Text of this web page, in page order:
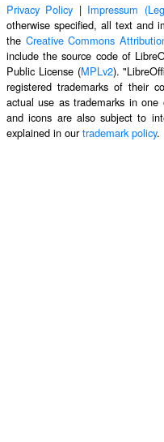
Privacy Policy | Impressum
otherwise specified, all text and
the Creative Commons
include the source code of
Public License (MPLv2).
registered trademarks of their
actual use as trademarks in
and icons are also subject to
explained in ourtrademark policy.